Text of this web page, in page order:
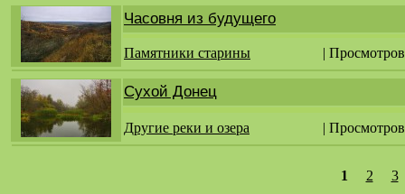
Часовня из будущего
Памятники старины |
Сухой Донец
Другие реки и озера |
1 2 3